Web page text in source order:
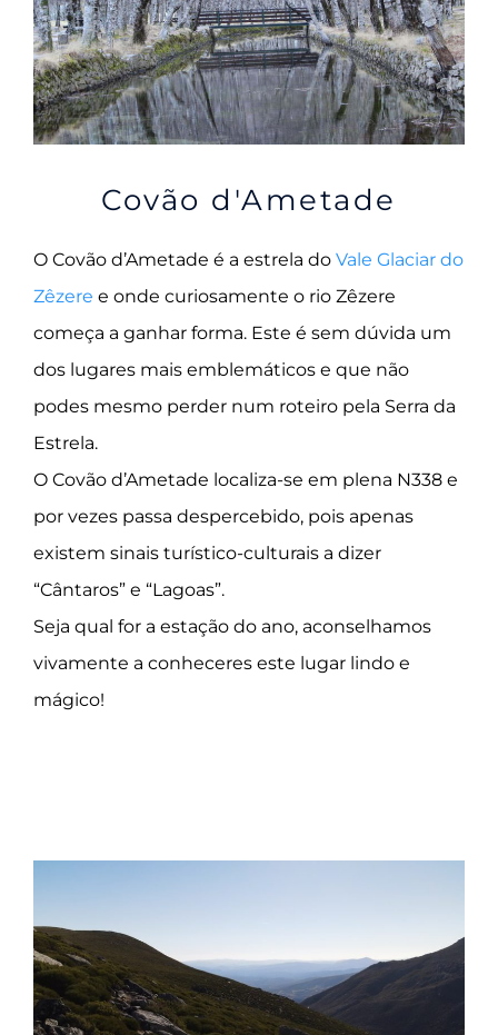
Covão d'Ametade
O Covão d’Ametade é a estrela do Vale Glaciar do
Zêzere e onde curiosamente o rio Zêzere
começa a ganhar forma. Este é sem dúvida um
dos lugares mais emblemáticos e que não
podes mesmo perder num roteiro pela Serra da
Estrela.
O Covão d’Ametade localiza-se em plena N338 e
por vezes passa despercebido, pois apenas
existem sinais turístico-culturais a dizer
“Cântaros” e “Lagoas”.
Seja qual for a estação do ano, aconselhamos
vivamente a conheceres este lugar lindo e
mágico!